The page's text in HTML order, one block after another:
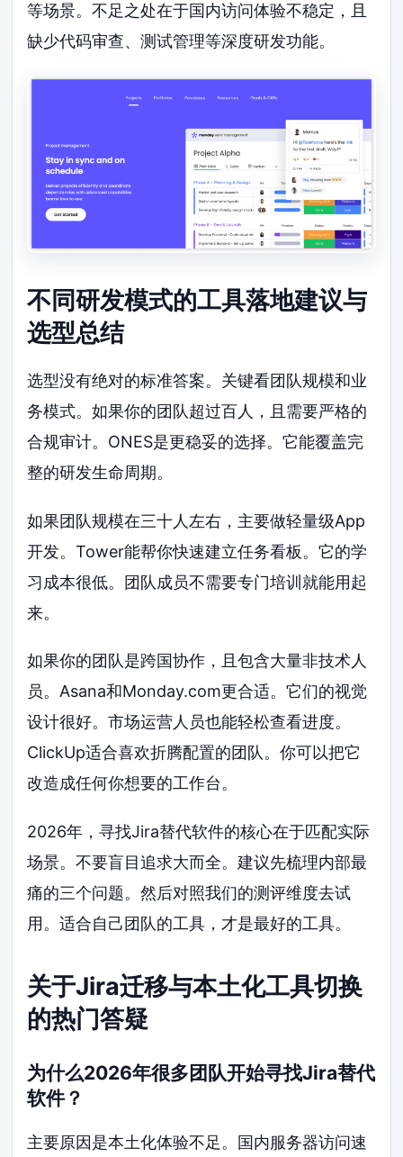
等场景。不足之处在于国内访问体验不稳定，且
缺少代码审查、测试管理等深度研发功能。
不同研发模式的工具落地建议与
选型总结
选型没有绝对的标准答案。关键看团队规模和业
务模式。如果你的团队超过百人，且需要严格的
合规审计。ONES是更稳妥的选择。它能覆盖完
整的研发生命周期。
如果团队规模在三十人左右，主要做轻量级App
开发。Tower能帮你快速建立任务看板。它的学
习成本很低。团队成员不需要专门培训就能用起
来。
如果你的团队是跨国协作，且包含大量非技术人
员。Asana和Monday.com更合适。它们的视觉
设计很好。市场运营人员也能轻松查看进度。
ClickUp适合喜欢折腾配置的团队。你可以把它
改造成任何你想要的工作台。
2026年，寻找Jira替代软件的核心在于匹配实际
场景。不要盲目追求大而全。建议先梳理内部最
痛的三个问题。然后对照我们的测评维度去试
用。适合自己团队的工具，才是最好的工具。
关于Jira迁移与本土化工具切换
的热门答疑
为什么2026年很多团队开始寻找Jira替代
软件？
主要原因是本土化体验不足。国内服务器访问速